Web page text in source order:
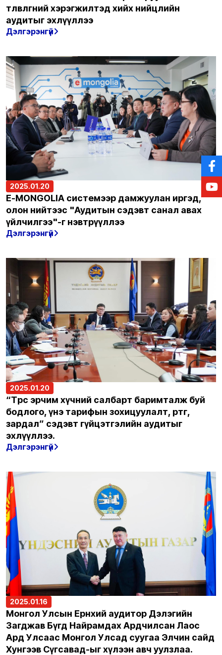
төлөвлөгөөний хэрэгжилтэд хийх нийцлийн
аудитыг эхлүүллээ
Дэлгэрэнгүй
2025.01.20
E-MONGOLIA системээр дамжуулан иргэд,
олон нийтээс "Аудитын сэдэвт санал авах
үйлчилгээ"-г нэвтрүүллээ
Дэлгэрэнгүй
2025.01.20
“Төрөөс эрчим хүчний салбарт баримталж буй
бодлого, үнэ тарифын зохицуулалт, өртөг,
зардал” сэдэвт гүйцэтгэлийн аудитыг
эхлүүллээ.
Дэлгэрэнгүй
2025.01.16
Монгол Улсын Ерөнхий аудитор Дэлэгийн
Загджав Бүгд Найрамдах Ардчилсан Лаос
Ард Улсаас Монгол Улсад суугаа Элчин сайд
Хунгээв Сүгсавад-ыг хүлээн авч уулзлаа.